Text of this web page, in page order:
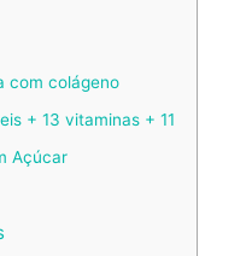
com colágeno
+ 13 vitaminas + 11
Açúcar